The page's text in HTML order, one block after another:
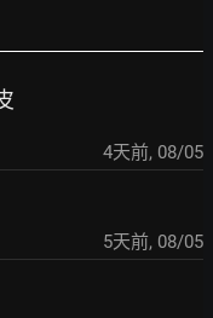
4天前, 08/05
5天前, 08/05